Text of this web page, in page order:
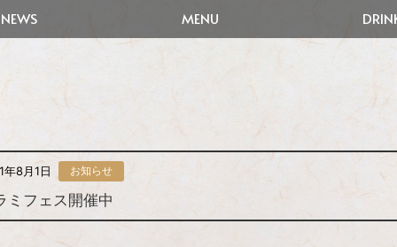
年8月1日 お知らせ
ミフェス開催中
NEWS MENU